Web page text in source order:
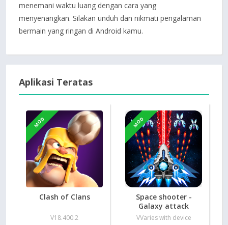
menemani waktu luang dengan cara yang
menyenangkan. Silakan unduh dan nikmati pengalaman
bermain yang ringan di Android kamu.
Aplikasi Teratas
MOD
Clash of Clans
V18.400.2
MOD
Space shooter -
Galaxy attack
VVaries with device